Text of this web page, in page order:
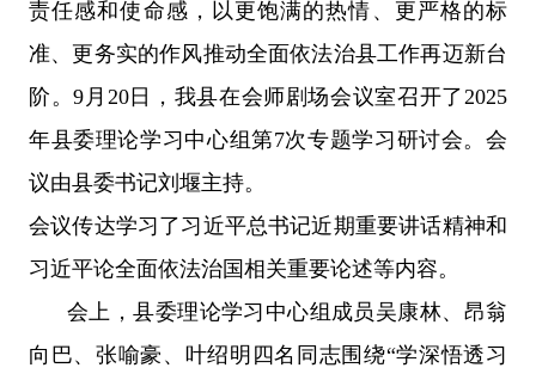
责任感和使命感，以更饱满的热情、更严格的标
准、更务实的作风推动全面依法治县工作再迈新台
阶。9 月 20日，我县在会师剧场会议室召开了 2025
年县委理论学习中心组第7次专题学习研讨会。会
议由县委书记刘堰主持。
会议传达学习了习近平总书记近期重要讲话精神和
习近平论全面依法治国相关重要论述等内容。
会上，县委理论学习中心组成员吴康林、昂翁
向巴、张喻豪、叶绍明四名同志围绕“学深悟透习